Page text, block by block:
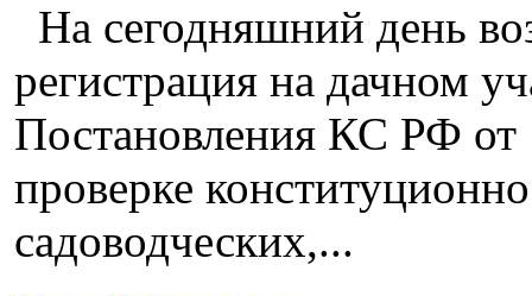
На сегодняшний день
регистрация на дачном
Постановления КС РФ
проверке
садоводческих,...